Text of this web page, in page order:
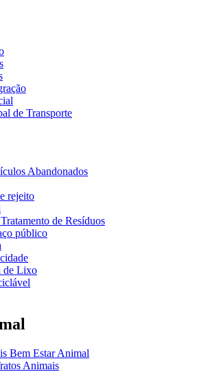
de Transporte
Abandonados
rejeito
de Resíduos
público
de Lixo
Bem Estar Animal
Animais